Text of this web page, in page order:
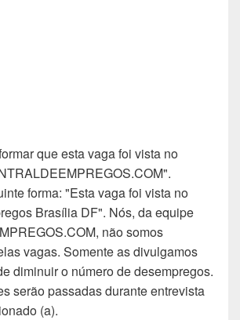
que esta vaga foi vista no
forma: "Esta vaga foi vista no
Brasília DF". Nós, da equipe
não somos
vagas. Somente as divulgamos
diminuir o número de desempregos.
serão passadas durante entrevista
(a).